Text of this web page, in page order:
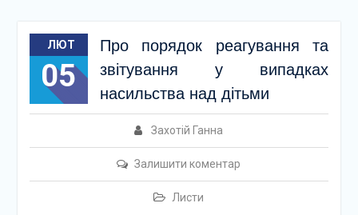
ЛЮТ
05
Про порядок реагування та
звітування у випадках
насильства над дітьми
Захотій Ганна
Залишити коментар
Листи